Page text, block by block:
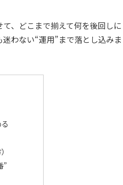
、どこまで揃えて何を後回しに
わない“運用”まで落とし込みま
”